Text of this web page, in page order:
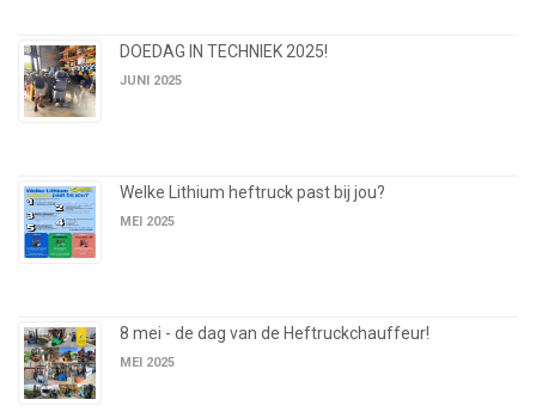
DOEDAG IN TECHNIEK 2025!
JUNI 2025
Welke Lithium heftruck past bij jou?
MEI 2025
8 mei - de dag van de Heftruckchauffeur!
MEI 2025